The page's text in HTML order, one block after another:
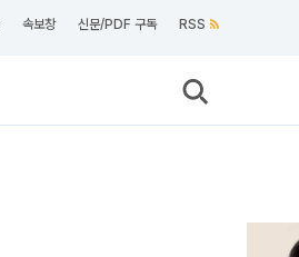
속보창 신문/PDF 구독 RSS